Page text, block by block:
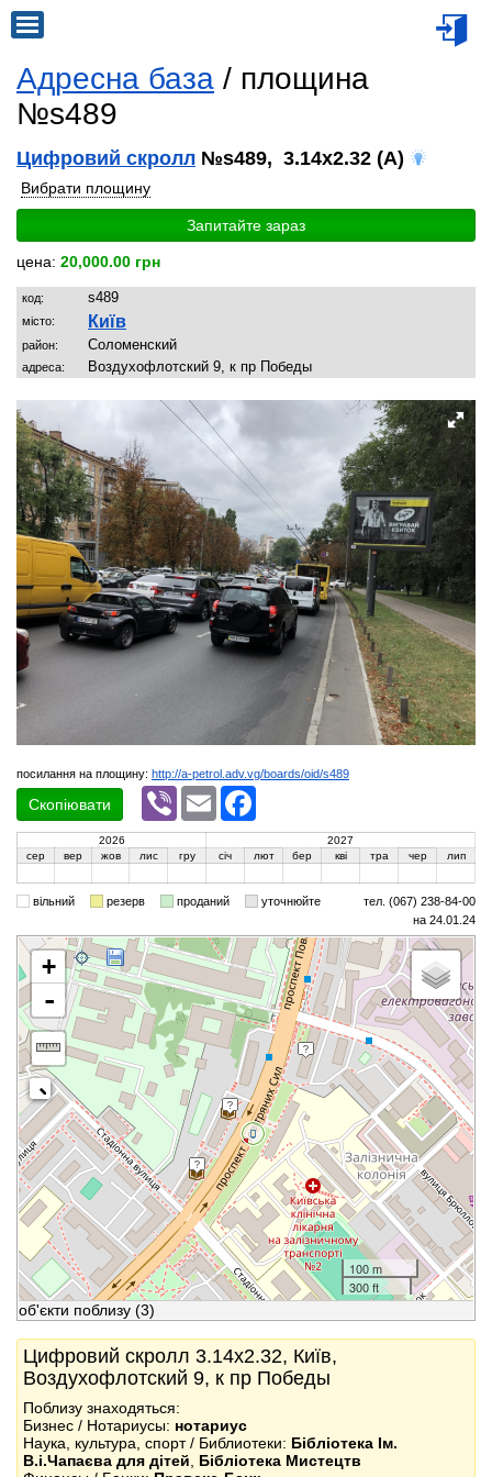
Адресна база / площина
№s489
Цифровий скролл №s489, 3.14x2.32 (A)
Вибрати площину
Запитайте зараз
цена: 20,000.00 грн
код: s489
місто: Київ
район: Соломенский
адреса: Воздухофлотский 9, к пр Победы
посилання на площину: http://a-petrol.adv.vg/boards/oid/s489
Скопіювати
Viber Email
2026
2027
сер
вер жов лис гру січ лют бер кві тра чер лип
вільний резерв проданий уточнюйте
тел. (067) 238-84-00
на 24.01.24
+
-
100 m
300 ft
об'єкти поблизу (3)
Цифровий скролл 3.14x2.32, Київ,
Воздухофлотский 9, к пр Победы
Поблизу знаходяться:
Бизнес / Нотариусы: нотариус
Наука, культура, спорт / Библиотеки: Бібліотека Ім.
В.і.Чапаєва для дітей
Бібліотека Мистецтв